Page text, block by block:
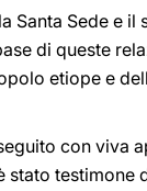
Sede e il
di queste
etiope e
con viva
testimone